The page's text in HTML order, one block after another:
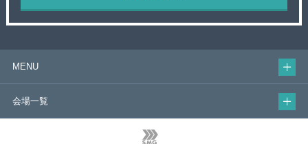
MENU
会場一覧